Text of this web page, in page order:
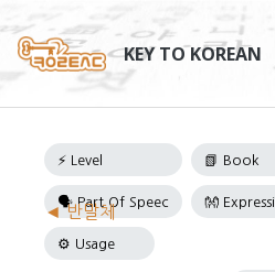
content
KEY TO KOREAN
Grammar
Navigation
◄ 반말체